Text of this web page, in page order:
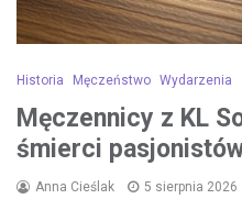
Historia Męczeństwo Wydarzenia
Męczennicy z KL
śmierci
Anna Cieślak 5 sierpnia 2026